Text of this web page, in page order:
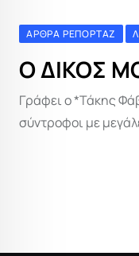
ΆΡΘΡΑ ΡΕΠΟΡΤΆΖ
O ΔΙΚΟΣ
Γράφει ο *Τάκης
σύντροφοι με